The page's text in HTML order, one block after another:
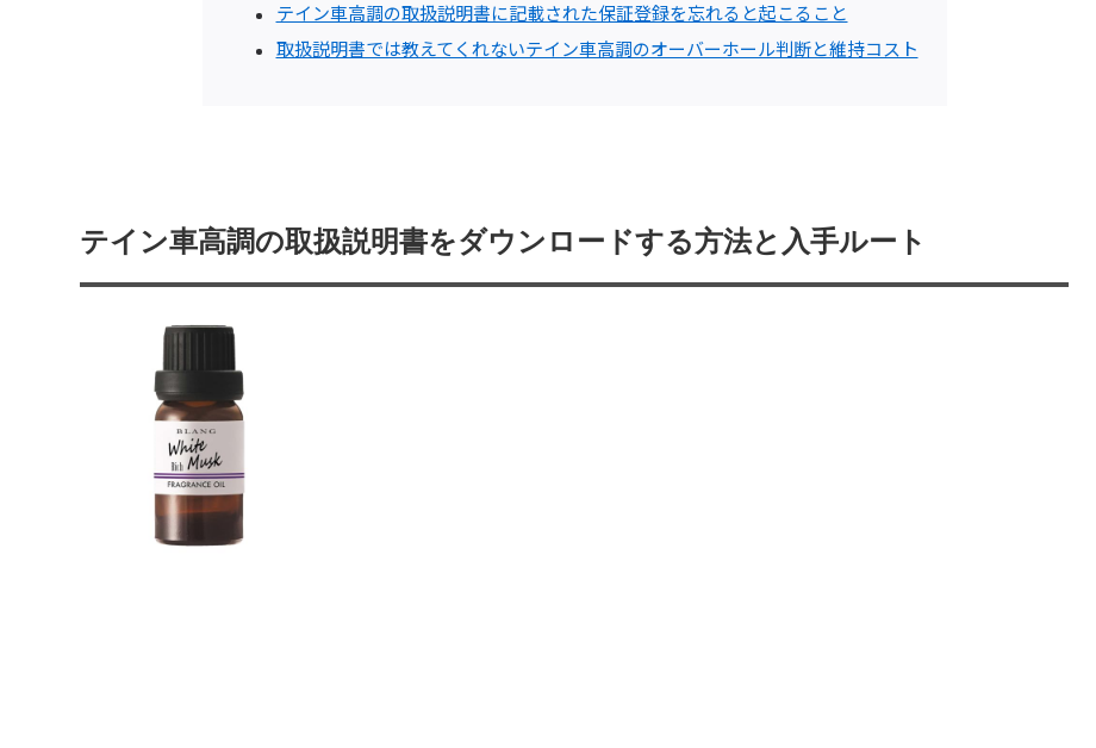
テイン車高調の取扱説明書に記載された保証登録を忘れると起こること
取扱説明書では教えてくれないテイン車高調のオーバーホール判断と維持コスト
テイン車高調の取扱説明書をダウンロードする方法と入手ルート